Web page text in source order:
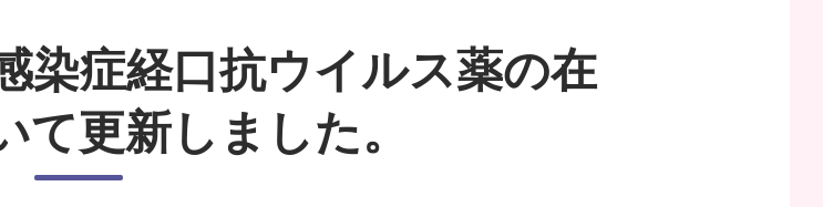
染症経口抗ウイルス薬の在
て更新しました。